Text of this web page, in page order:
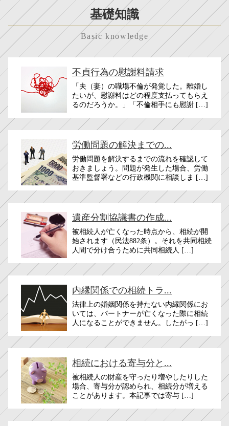
基礎知識
Basic knowledge
不貞行為の慰謝料請求
「夫（妻）の職場不倫が発覚した。離婚し
たいが、慰謝料はどの程度支払ってもらえ
るのだろうか。」「不倫相手にも慰謝 […]
労働問題の解決までの...
労働問題を解決するまでの流れを確認して
おきましょう。問題が発生した場合、労働
基準監督署などの行政機関に相談しま […]
遺産分割協議書の作成...
被相続人が亡くなった時点から、相続が開
始されます（民法882条）。それを共同相続
人間で分け合うために共同相続人 […]
内縁関係での相続トラ...
法律上の婚姻関係を持たない内縁関係にお
いては、パートナーが亡くなった際に相続
人になることができません。したがっ […]
相続における寄与分と...
被相続人の財産を守ったり増やしたりした
場合、寄与分が認められ、相続分が増える
ことがあります。​​本記事では寄与 […]